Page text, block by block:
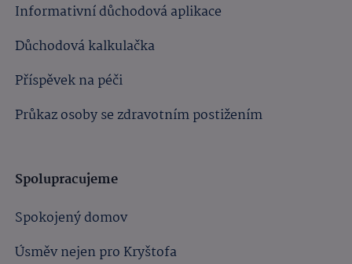
Informativní důchodová aplikace
Důchodová kalkulačka
Příspěvek na péči
Průkaz osoby se zdravotním postižením
Spolupracujeme
Spokojený domov
Úsměv nejen pro Kryštofa